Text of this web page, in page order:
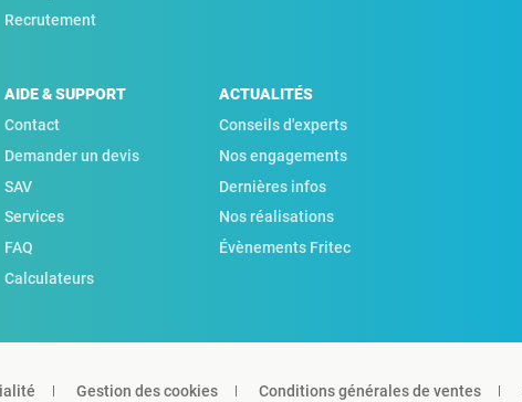
Recrutement
AIDE & SUPPORT
Contact
Demander un devis
SAV
Services
FAQ
Calculateurs
ACTUALITÉS
Conseils d'experts
Nos engagements
Dernières infos
Nos réalisations
Évènements Fritec
Gestion des cookies Conditions générales de ventes